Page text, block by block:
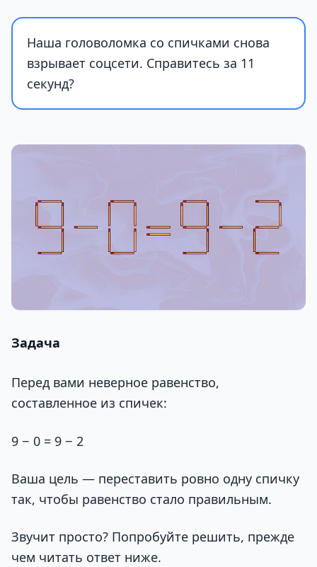
Наша головоломка со спичками снова
взрывает соцсети. Справитесь за 11
секунд?
Задача
Перед вами неверное равенство,
составленное из спичек:
9 − 0 = 9 − 2
Ваша цель — переставить ровно одну спичку
так, чтобы равенство стало правильным.
Звучит просто? Попробуйте решить, прежде
чем читать ответ ниже.